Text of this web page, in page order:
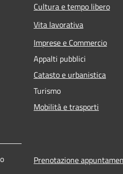
Cultura e tempo libero
Vita lavorativa
Imprese e Commercio
Appalti pubblici
Catasto e urbanistica
Turismo
Mobilità e trasporti
Prenotazione